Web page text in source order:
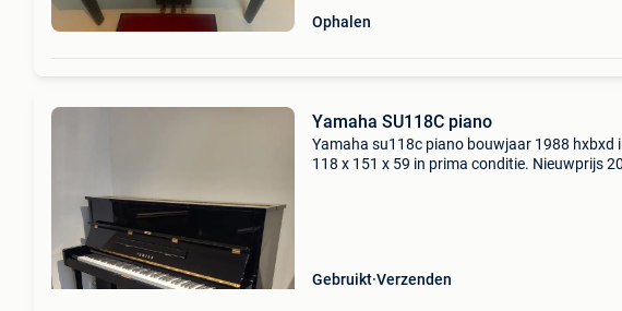
Ophalen
Yamaha SU118C piano
Yamaha su118c piano bouwjaar 1988 hxbxd
118 x 151 x 59 in prima conditie. Nieuwprijs
Gebruikt Verzenden